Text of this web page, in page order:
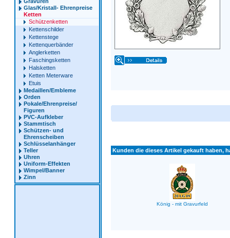
Glas/Kristall- Ehrenpreise
Ketten
Schützenketten
Kettenschilder
Kettenstege
Kettenquerbänder
Anglerketten
Faschingsketten
Halsketten
Ketten Meterware
Etuis
Medaillen/Embleme
Orden
Pokale/Ehrenpreise/
Figuren
PVC-Aufkleber
Stammtisch
Schützen- und
Ehrenscheiben
Schlüsselanhänger
Teller
Uhren
Uniform-Effekten
Wimpel/Banner
Zinn
Kunden die dieses Artikel gekauft haben,
König - mit Gravurfeld